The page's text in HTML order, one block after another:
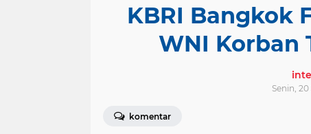
KBRI Bangkok
WNI Korban
Senin,
komentar